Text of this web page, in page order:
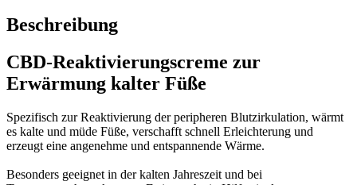
Beschreibung
CBD-Reaktivierungscreme zur
Erwärmung kalter Füße
Spezifisch zur Reaktivierung der peripheren Blutzirkulation, wärmt
es kalte und müde Füße, verschafft schnell Erleichterung und
erzeugt eine angenehme und entspannende Wärme.
Besonders geeignet in der kalten Jahreszeit und bei